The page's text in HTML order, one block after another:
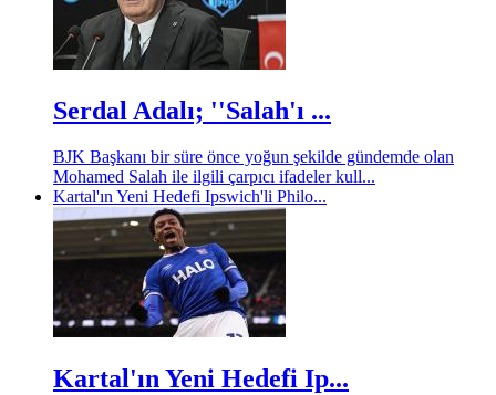
Serdal Adalı; ''Salah'ı ...
BJK Başkanı bir süre önce yoğun şekilde gündemde olan
Mohamed Salah ile ilgili çarpıcı ifadeler kull...
Kartal'ın Yeni Hedefi Ipswich'li Philo...
Kartal'ın Yeni Hedefi Ip...